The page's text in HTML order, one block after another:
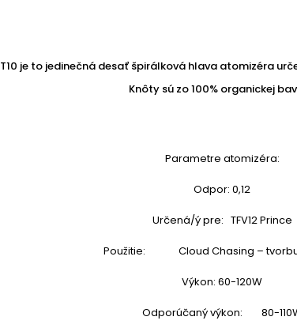
T10 je to jedinečná desať špirálková hlava atomizéra
Knôty sú zo 100% organickej
Parametre atomizéra:
Odpor: 0,12
Určená/ý pre: TFV12 Prince
Použitie: Cloud Chasing –
Výkon: 60-120W
Odporúčaný výkon: 80-